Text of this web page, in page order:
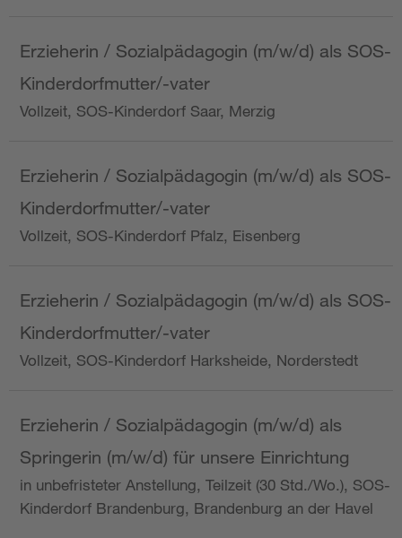
Erzieherin / Sozialpädagogin (m/w/d) als SOS-
Kinderdorfmutter/-vater
Vollzeit, SOS-Kinderdorf Saar, Merzig
Erzieherin / Sozialpädagogin (m/w/d) als SOS-
Kinderdorfmutter/-vater
Vollzeit, SOS-Kinderdorf Pfalz, Eisenberg
Erzieherin / Sozialpädagogin (m/w/d) als SOS-
Kinderdorfmutter/-vater
Vollzeit, SOS-Kinderdorf Harksheide, Norderstedt
Erzieherin / Sozialpädagogin (m/w/d) als
Springerin (m/w/d) für unsere Einrichtung
in unbefristeter Anstellung, Teilzeit (30 Std./Wo.), SOS-
Kinderdorf Brandenburg, Brandenburg an der Havel